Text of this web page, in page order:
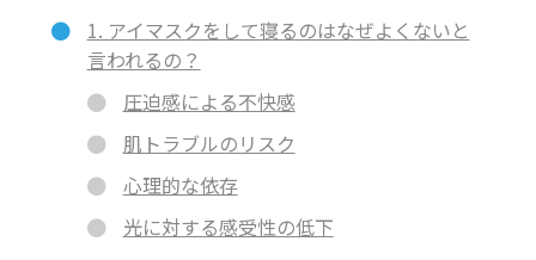
1. アイマスクをして寝るのはなぜよくないと
言われるの？
圧迫感による不快感
肌トラブルのリスク
心理的な依存
光に対する感受性の低下